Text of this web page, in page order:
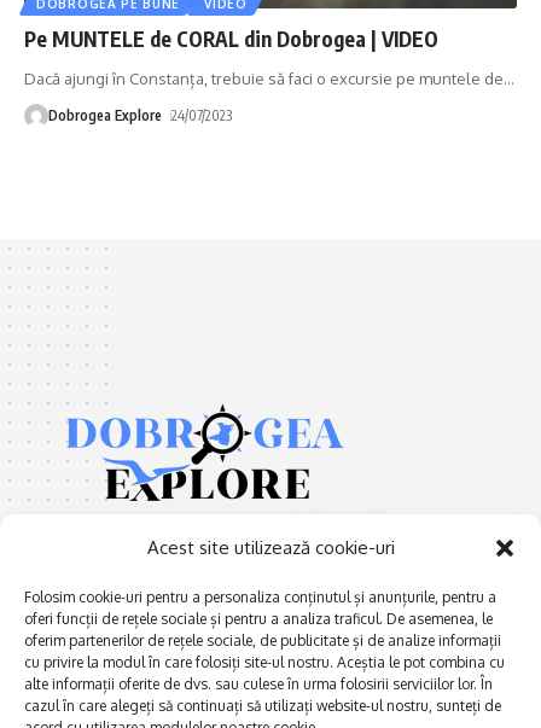
Acest site utilizează cookie-uri
Folosim cookie-uri pentru a personaliza conținutul și anunțurile, pentru a
oferi funcții de rețele sociale și pentru a analiza traficul. De asemenea, le
oferim partenerilor de rețele sociale, de publicitate și de analize informații
cu privire la modul în care folosiți site-ul nostru. Aceștia le pot combina cu
alte informații oferite de dvs. sau culese în urma folosirii serviciilor lor. În
cazul în care alegeți să continuați să utilizați website-ul nostru, sunteți de
DOBROGEA PE BUNE VIDEO
Pe MUNTELE de CORAL din Dobrogea | VIDEO
Dacă ajungi în Constanța, trebuie să faci o excursie pe muntele de…
Dobrogea Explore 24/07/2023
E xplorăm Dobrogea,
Afaceri și meșteșuguri